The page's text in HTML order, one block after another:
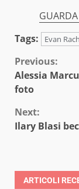
Tags:
Evan
Continue
Reading
Previous:
Alessia
foto
Next:
Ilary Blasi
ARTICOLI